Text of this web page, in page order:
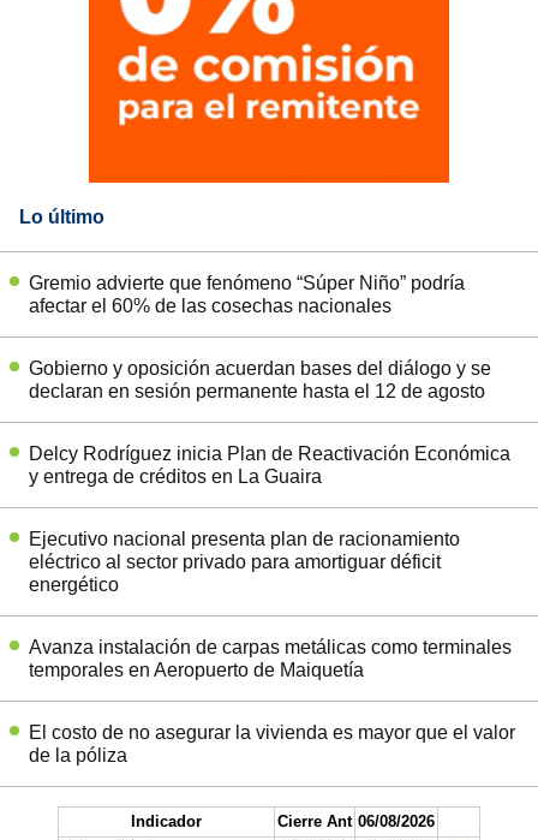
Lo último
Gremio advierte que fenómeno “Súper Niño” podría
afectar el 60% de las cosechas nacionales
Gobierno y oposición acuerdan bases del diálogo y se
declaran en sesión permanente hasta el 12 de agosto
Delcy Rodríguez inicia Plan de Reactivación Económica
y entrega de créditos en La Guaira
Ejecutivo nacional presenta plan de racionamiento
eléctrico al sector privado para amortiguar déficit
energético
Avanza instalación de carpas metálicas como terminales
temporales en Aeropuerto de Maiquetía
El costo de no asegurar la vivienda es mayor que el valor
de la póliza
Indicador Cierre Ant 06/08/2026